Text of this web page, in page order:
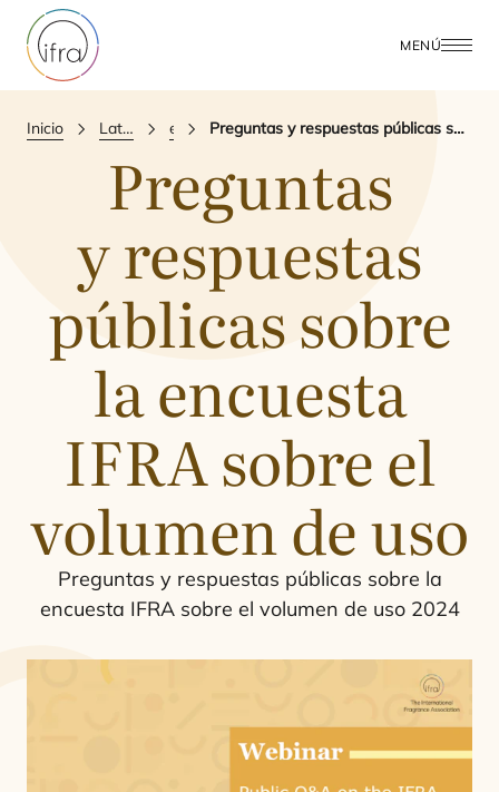
MENÚ
Inicio Latest Updates events Preguntas y respuestas públicas sobre la encuesta IFRA sobre el volumen de uso
Preguntas
y respuestas
públicas sobre
la encuesta
IFRAsobre el
volumen de uso
Pre­gun­tas y res­pues­tas públi­cas sobre la
encues­ta IFRAsobre el volu­men de uso 2024